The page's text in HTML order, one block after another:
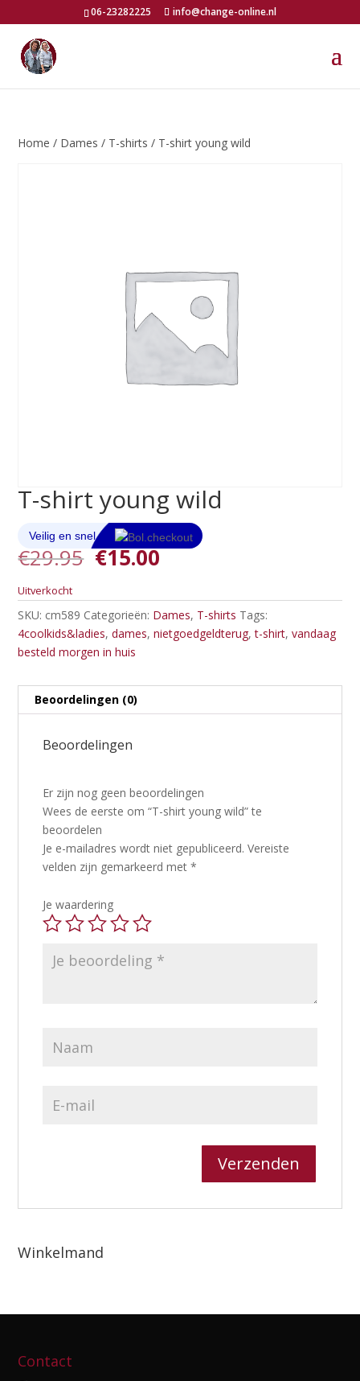
06-23282225 info@change-online.nl
Home / Dames / T-shirts / T-shirt young wild
T-shirt young wild
€29.95 Oorspronkelijke
prijs
was:
€29.95.
€15.00Huidige
is:
€15.00.
Uitverkocht
SKU: cm589 Categorieën: Dames, T-shirts Tags:
4coolkids&ladies,dames,nietgoedgeldterug,t-shirt,vandaag
besteld morgen in huis
Beoordelingen (0)
Beoordelingen
Er zijn nog geen beoordelingen
Wees de eerste om “T-shirt young wild” te
beoordelen
Je e-mailadres wordt niet gepubliceerd. Vereiste
velden zijn gemarkeerd met*
Je waardering
Winkelmand
Contact